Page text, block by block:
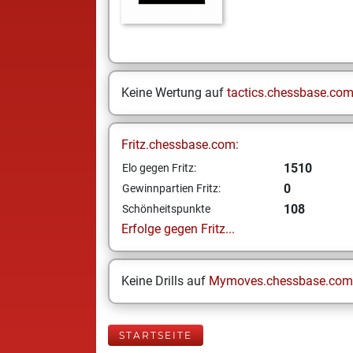
Keine Wertung auf tactics.chessbase.com
Fritz.chessbase.com:
Elo gegen Fritz: 1510
Gewinnpartien Fritz: 0
Schönheitspunkte
108
Erfolge gegen Fritz...
Keine Drills auf Mymoves.chessbase.com
STARTSEITE